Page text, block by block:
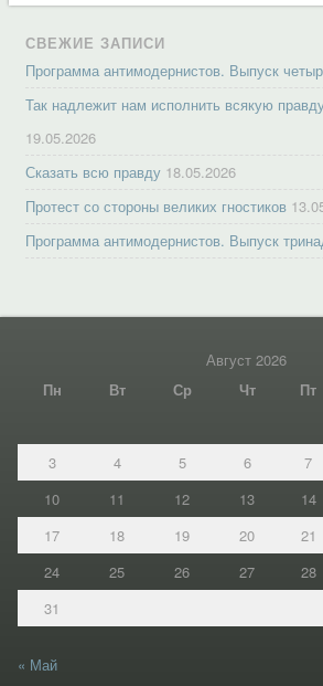
СВЕЖИЕ ЗАПИСИ
Программа антимодернистов. Выпуск
Так надлежит нам исполнить всякую
19.05.2026
Сказать всю правду 18.05.2026
Протест со стороны великих гностиков
Программа антимодернистов. Выпуск
Август 2026
Пн
Вт Ср Чт Пт
3
4 5 6 7
10
11 12 13 14
17
18 19 20 21
24
25 26 27 28
31
« Май